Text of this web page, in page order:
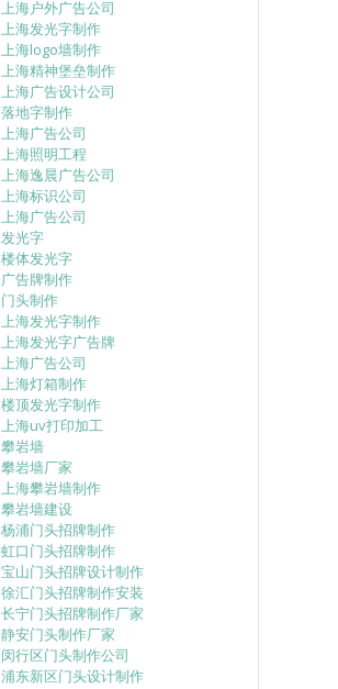
上海户外广告公司
上海发光字制作
上海logo墙制作
上海精神堡垒制作
上海广告设计公司
落地字制作
上海广告公司
上海照明工程
上海逸晨广告公司
上海标识公司
上海广告公司
发光字
楼体发光字
广告牌制作
门头制作
上海发光字制作
上海发光字广告牌
上海广告公司
上海灯箱制作
楼顶发光字制作
上海uv打印加工
攀岩墙
攀岩墙厂家
上海攀岩墙制作
攀岩墙建设
杨浦门头招牌制作
虹口门头招牌制作
宝山门头招牌设计制作
徐汇门头招牌制作安装
长宁门头招牌制作厂家
静安门头制作厂家
闵行区门头制作公司
浦东新区门头设计制作